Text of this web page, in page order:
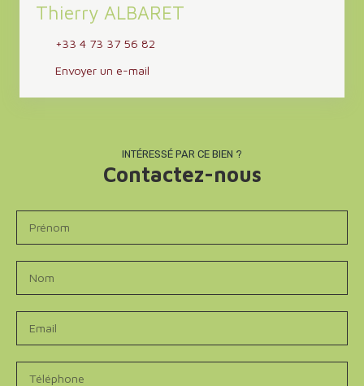
Thierry ALBARET
+33 4 73 37 56 82
Envoyer un e-mail
INTÉRESSÉ PAR CE BIEN ?
Contactez-nous
Prénom
Nom
Email
Téléphone